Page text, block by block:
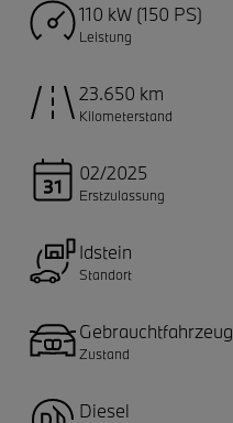
110 kW (150 PS)
Leistung
23.650 km
Kilometerstand
02/2025
Erstzulassung
Idstein
Standort
Gebrauchtfahrzeug
Zustand
Diesel